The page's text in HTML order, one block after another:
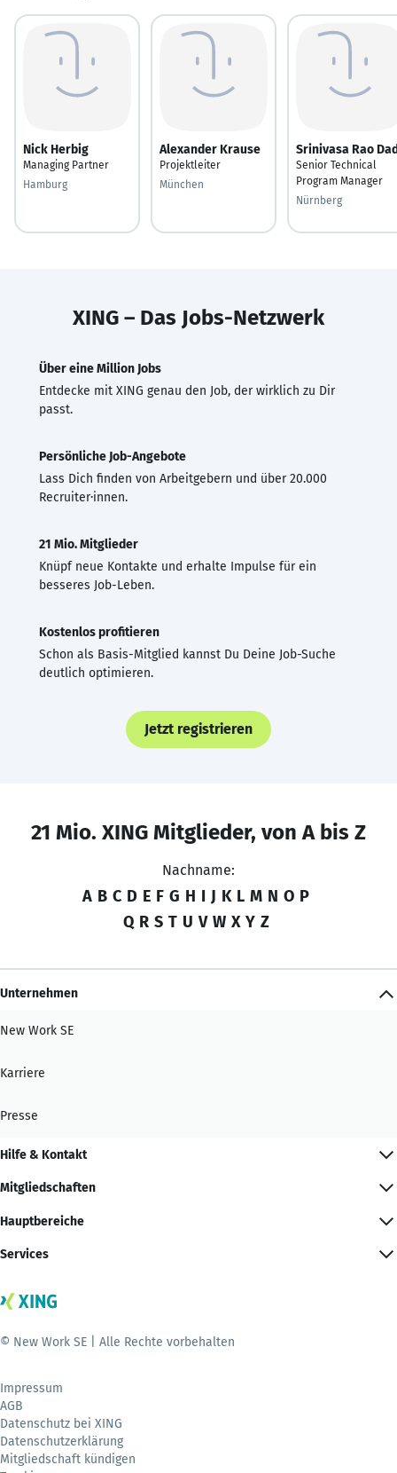
Nick Herbig
Managing Partner
Hamburg
Alexander Krause
Projektleiter
München
Srinivasa Rao
Senior Technical
Program Manager
Nürnberg
XING – Das Jobs-Netzwerk
Über eine Million Jobs
Entdecke mit XING genau den Job, der wirklich zu Dir
passt.
Persönliche Job-Angebote
Lass Dich finden von Arbeitgebern und über 20.000
Recruiter·innen.
21 Mio. Mitglieder
Knüpf neue Kontakte und erhalte Impulse für ein
besseres Job-Leben.
Kostenlos profitieren
Schon als Basis-Mitglied kannst Du Deine Job-Suche
deutlich optimieren.
Jetzt registrieren
21 Mio. XING Mitglieder, von A bis Z
Nachname:
A B C D E F G H I J K L M N O P
Q R S T U V W X Y Z
Unternehmen
New Work SE
Karriere
Presse
Hilfe & Kontakt
Mitgliedschaften
Hauptbereiche
Services
© New Work SE | Alle Rechte vorbehalten
Impressum
AGB
Datenschutz bei XING
Datenschutzerklärung
Mitgliedschaft kündigen